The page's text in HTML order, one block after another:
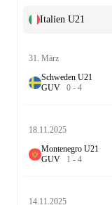
Italien U21
31. März
Schweden U21
GUV 0 - 4
18.11.2025
Montenegro U21
GUV 1 - 4
14.11.2025